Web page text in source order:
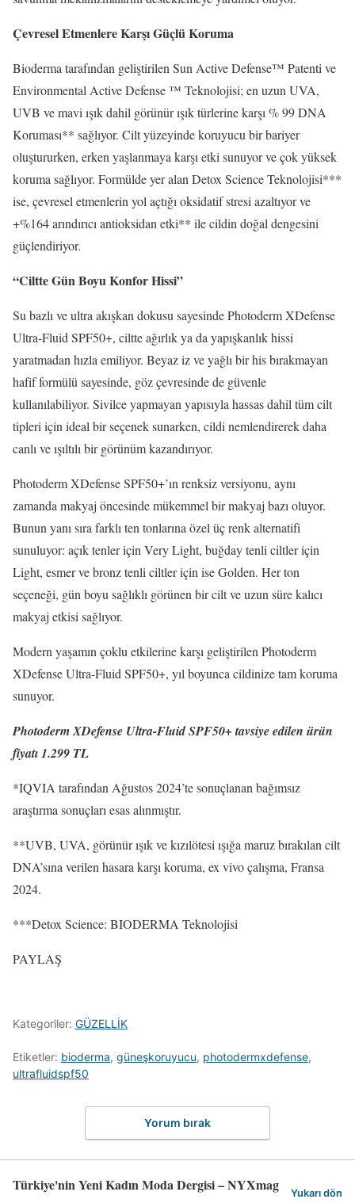
Çevresel Etmenlere Karşı Güçlü Koruma
Bioderma tarafından geliştirilen Sun Active Defense™ Patenti ve
Environmental Active Defense ™ Teknolojisi; en uzun UVA,
UVB ve mavi ışık dahil görünür ışık türlerine karşı % 99 DNA
Koruması** sağlıyor. Cilt yüzeyinde koruyucu bir bariyer
oluştururken, erken yaşlanmaya karşı etki sunuyor ve çok yüksek
koruma sağlıyor. Formülde yer alan Detox Science Teknolojisi***
ise, çevresel etmenlerin yol açtığı oksidatif stresi azaltıyor ve
+%164 arındırıcı antioksidan etki** ile cildin doğal dengesini
güçlendiriyor.
“Ciltte Gün Boyu Konfor Hissi”
Su bazlı ve ultra akışkan dokusu sayesinde Photoderm XDefense
Ultra-Fluid SPF50+, ciltte ağırlık ya da yapışkanlık hissi
yaratmadan hızla emiliyor. Beyaz iz ve yağlı bir his bırakmayan
hafif formülü sayesinde, göz çevresinde de güvenle
kullanılabiliyor. Sivilce yapmayan yapısıyla hassas dahil tüm cilt
tipleri için ideal bir seçenek sunarken, cildi nemlendirerek daha
canlı ve ışıltılı bir görünüm kazandırıyor.
Photoderm XDefense SPF50+’ın renksiz versiyonu, aynı
zamanda makyaj öncesinde mükemmel bir makyaj bazı oluyor.
Bunun yanı sıra farklı ten tonlarına özel üç renk alternatifi
sunuluyor: açık tenler için Very Light, buğday tenli ciltler için
Light, esmer ve bronz tenli ciltler için ise Golden. Her ton
seçeneği, gün boyu sağlıklı görünen bir cilt ve uzun süre kalıcı
makyaj etkisi sağlıyor.
Modern yaşamın çoklu etkilerine karşı geliştirilen Photoderm
XDefense Ultra-Fluid SPF50+, yıl boyunca cildinize tam koruma
sunuyor.
Photoderm XDefense Ultra-Fluid SPF50+ tavsiye edilen ürün
fiyatı 1.299 TL
*IQVIA tarafından Ağustos 2024’te sonuçlanan bağımsız
araştırma sonuçları esas alınmıştır.
**UVB, UVA, görünür ışık ve kızılötesi ışığa maruz bırakılan cilt
DNA’sına verilen hasara karşı koruma, ex vivo çalışma, Fransa
2024.
***Detox Science: BIODERMA Teknolojisi
PAYLAŞ
Kategoriler: GÜZELLİK
Etiketler: bioderma, güneşkoruyucu, photodermxdefense,
ultrafluidspf50
Yorum bırak
Türkiye'nin Yeni Kadın Moda Dergisi – NYXmag Yukarı dön